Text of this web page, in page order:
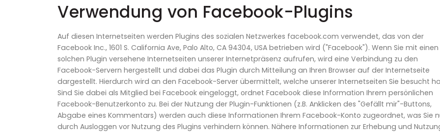
Verwendung von Facebook-Plugins
Auf diesen Internetseiten werden Plugins des sozialen Netzwerkes facebook.com verwendet, das von der
Facebook Inc., 1601 S. California Ave, Palo Alto, CA 94304, USA betrieben wird ("Facebook"). Wenn Sie mit einen
solchen Plugin versehene Internetseiten unserer Internetpräsenz aufrufen, wird eine Verbindung zu den
Facebook-Servern hergestellt und dabei das Plugin durch Mitteilung an Ihren Browser auf der Internetseite
dargestellt. Hierdurch wird an den Facebook-Server übermittelt, welche unserer Internetseiten Sie besucht
Sind Sie dabei als Mitglied bei Facebook eingeloggt, ordnet Facebook diese Information Ihrem persönlichen
Facebook-Benutzerkonto zu. Bei der Nutzung der Plugin-Funktionen (z.B. Anklicken des "Gefällt mir"-Buttons,
Abgabe eines Kommentars) werden auch diese Informationen Ihrem Facebook-Konto zugeordnet, was Sie
durch Ausloggen vor Nutzung des Plugins verhindern können. Nähere Informationen zur Erhebung und